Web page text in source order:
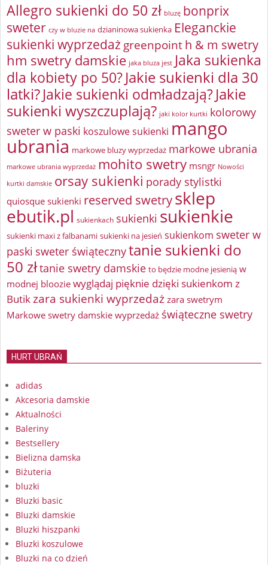
Allegro sukienki do 50 zł bluzę bonprix
sweter czy w bluzie na dzianinowa sukienka Eleganckie
sukienki wyprzedaż greenpointh & m swetry
hm swetry damskie jaka bluza jest Jaka sukienka
dla kobiety po 50?Jakie sukienki dla 30
latki?Jakie sukienki odmładzają?Jakie
sukienki wyszczuplają? jaki kolor kurtki kolorowy
sweter w paski koszulowe sukienki mango
ubrania markowe bluzy wyprzedaż markowe ubrania
markowe ubrania wyprzedaż mohito swetry msngr Nowości
kurtki damskie orsay sukienki porady stylistki
quiosque sukienki reserved swetrysklep
ebutik.pl sukienkach sukienki sukienkie
sukienki maxi z falbanami sukienki na jesień sukienkom sweter w
paski sweter świątecznytanie sukienki do
50 złtanie swetry damskie to będzie modne jesienią w
modnej bloozie wyglądaj pięknie dzięki sukienkom z
Butikzara sukienki wyprzedażzara swetrym
Markowe swetry damskie wyprzedaż świąteczne swetry
HURT UBRAŃ
adidas
Akcesoria damskie
Aktualności
Baleriny
Bestsellery
Bielizna damska
Biżuteria
bluzki
Bluzki basic
Bluzki damskie
Bluzki hiszpanki
Bluzki koszulowe
Bluzki na co dzień